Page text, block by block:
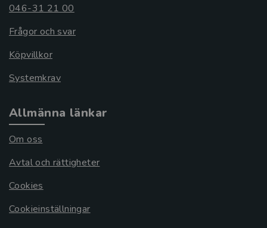
046-31 21 00
Frågor och svar
Köpvillkor
Systemkrav
Allmänna länkar
Om oss
Avtal och rättigheter
Cookies
Cookieinställningar